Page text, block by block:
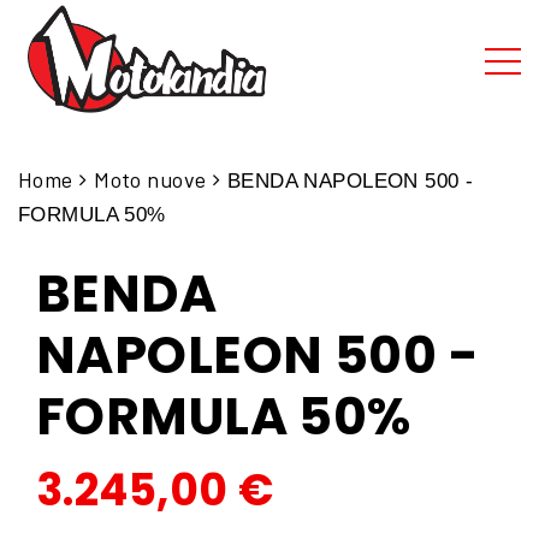
Home Moto nuove
BENDA NAPOLEON 500 -
FORMULA 50%
BENDA
NAPOLEON 500 -
FORMULA 50%
3.245,00 €